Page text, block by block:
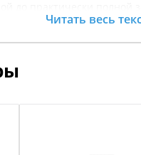
крепления 8 шт.
Читать весь